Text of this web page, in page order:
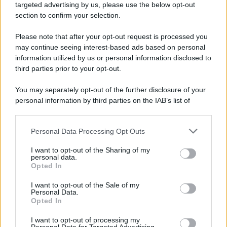
targeted advertising by us, please use the below opt-out
section to confirm your selection.
Please note that after your opt-out request is processed you
may continue seeing interest-based ads based on personal
information utilized by us or personal information disclosed to
third parties prior to your opt-out.
You may separately opt-out of the further disclosure of your
personal information by third parties on the IAB’s list of
This information may also be disclosed by us to third parties
disclose it to other third parties.
Personal Data Processing Opt Outs
I want to opt-out of the Sharing of my
personal data.
Opted In
I want to opt-out of the Sale of my
Personal Data.
Opted In
I want to opt-out of processing my
novità
Iscriviti Ora
© 2026 | Ediservice s.r.l. 95126 Catania – Via Principe
01153210875 – Quotidiano di Sicilia usufruisce dei
contributi di cui al D.lgs n. 70/2017
Chi Siamo
Fondazione Etica e Valori Marilù Tregua
Lavora con noi